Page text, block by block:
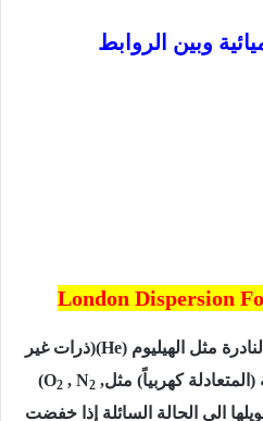
وبین الروابط
London Dispersion
مثل الھیلیوم (He)(ذرات غير
كهربياً) مثل
(O2 , N2 ,
الى الحالة السائلة إذا خفضت